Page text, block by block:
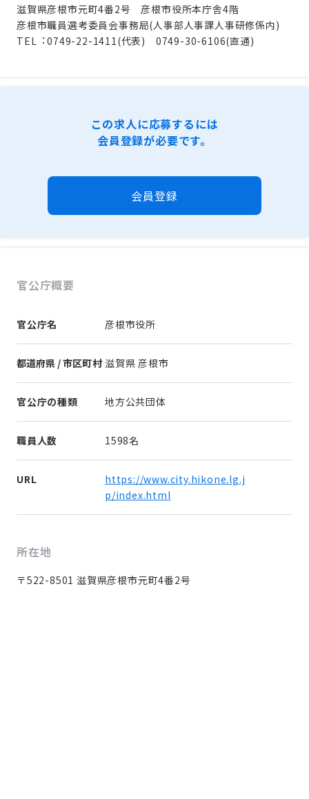
滋賀県彦根市元町4番2号 彦根市役所本庁舎4階
彦根市職員選考委員会事務局(⼈事部⼈事課⼈事研修係内)
TEL︓0749-22-1411(代表) 0749-30-6106(直通)
この求人に応募するには
会員登録が必要です。
会員登録
官公庁概要
官公庁名 彦根市役所
都道府県 / 市区町村 滋賀県 彦根市
官公庁の種類 地方公共団体
職員人数 1598名
URL
https://www.city.hikone.lg.j
p/index.html
所在地
〒522-8501 滋賀県彦根市元町4番2号